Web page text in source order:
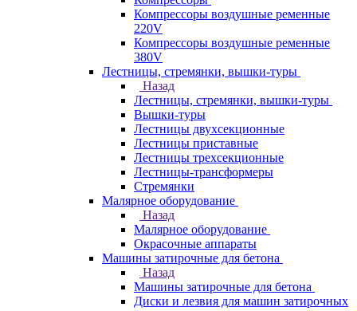
Компрессоры воздушные ременные
220V
Компрессоры воздушные ременные
380V
Лестницы, стремянки, вышки-туры
Назад
Лестницы, стремянки, вышки-туры
Вышки-туры
Лестницы двухсекционные
Лестницы приставные
Лестницы трехсекционные
Лестницы-трансформеры
Стремянки
Малярное оборудование
Назад
Малярное оборудование
Окрасочные аппараты
Машины затирочные для бетона
Назад
Машины затирочные для бетона
Диски и лезвия для машин затирочных